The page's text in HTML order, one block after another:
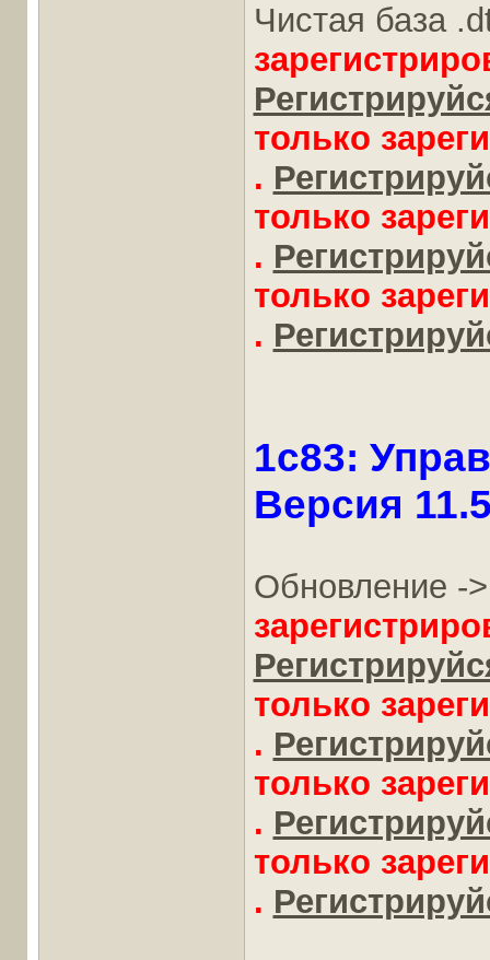
Чистая база
только
.
только
.
только
.
1c83:
Версия
Обновление -
только
.
только
.
только
.